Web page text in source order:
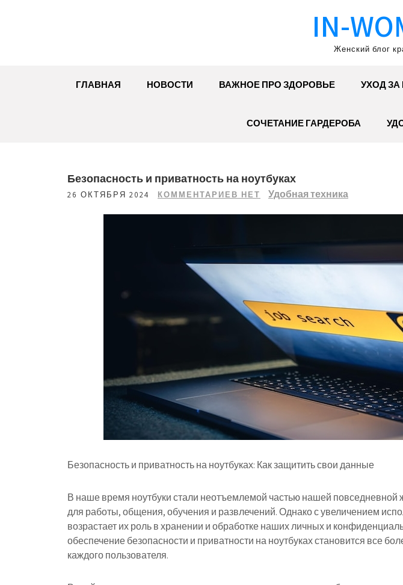
IN-
Женский блог
ГЛАВНАЯ НОВОСТИ ВАЖНОЕ ПРО ЗДОРОВЬЕ УХОД
СОЧЕТАНИЕ ГАРДЕРОБА
Безопасность и приватность на ноутбуках
26 ОКТЯБРЯ 2024 КОММЕНТАРИЕВ НЕТ Удобная техника
Безопасность и приватность на ноутбуках: Как защитить свои данные
В наше время ноутбуки стали неотъемлемой частью нашей повседневной
для работы, общения, обучения и развлечений. Однако с увеличением
возрастает их роль в хранении и обработке наших личных и
обеспечение безопасности и приватности на ноутбуках становится все
каждого пользователя.